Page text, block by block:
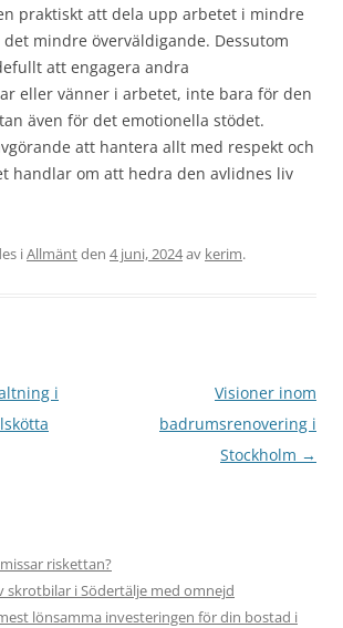
praktiskt att dela upp arbetet i mindre
mindre överväldigande. Dessutom
att engagera andra
eller vänner i arbetet, inte bara för den
även för det emotionella stödet.
att hantera allt med respekt och
handlar om att hedra den avlidnes liv
iAllmäntden 4 juni, 2024av kerim.
i
Visioner inom
badrumsrenovering i
Stockholm →
riskettan?
skrotbilar i Södertälje med omnejd
lönsamma investeringen för din bostad i